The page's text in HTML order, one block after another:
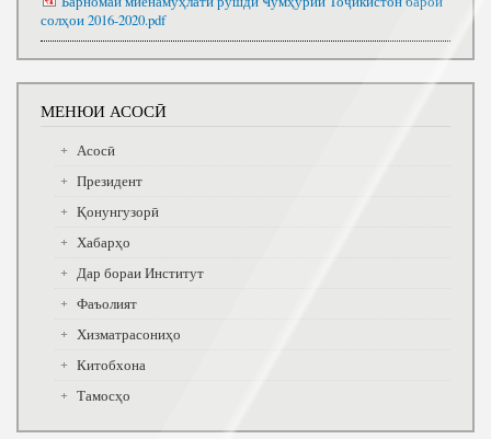
солҳои 2016-2020.pdf
МЕНЮИ АСОСӢ
Асосӣ
Президент
Қонунгузорӣ
Хабарҳо
Дар бораи Институт
Фаъолият
Хизматрасониҳо
Китобхона
Тамосҳо